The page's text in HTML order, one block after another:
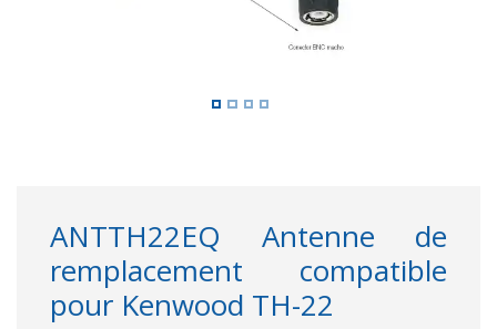
ANTTH22EQ Antenne de
remplacement compatible
pour Kenwood TH-22